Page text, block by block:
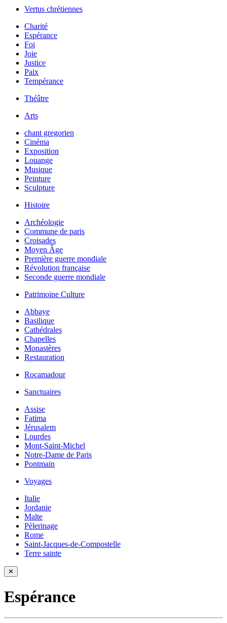
Vertus chrétiennes
Charité
Espérance
Foi
Joie
Justice
Paix
Tempérance
Théâtre
Arts
chant gregorien
Cinéma
Exposition
Louange
Musique
Peinture
Sculpture
Histoire
Archéologie
Commune de paris
Croisades
Moyen Âge
Première guerre mondiale
Révolution française
Seconde guerre mondiale
Patrimoine Culture
Abbaye
Basilique
Cathédrales
Chapelles
Monastères
Restauration
Rocamadour
Sanctuaires
Assise
Fatima
Jérusalem
Lourdes
Mont-Saint-Michel
Notre-Dame de Paris
Pontmain
Voyages
Italie
Jordanie
Malte
Pèlerinage
Rome
Saint-Jacques-de-Compostelle
Terre sainte
✕
Espérance